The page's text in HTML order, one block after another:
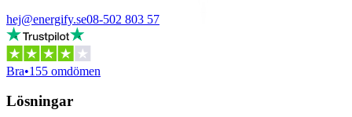
hej@energify.se08-502 803 57
Bra•155 omdömen
Lösningar